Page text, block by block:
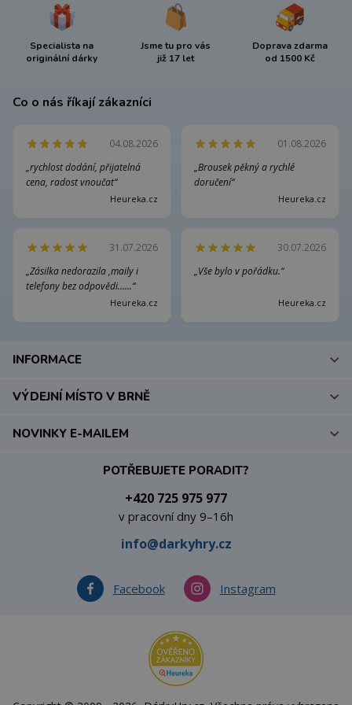
Specialista na
originální dárky
Jsme tu pro vás
již 17 let
Doprava zdarma
od 1500 Kč
Co o nás říkají zákazníci
04.08.2026
„rychlost dodání, přijatelná
cena, radost vnoučat“
Heureka.cz
01.08.2026
„Brousek pěkný a rychlé
doručení“
Heureka.cz
31.07.2026
„Zásilka nedorazila ,maily i
telefony bez odpovědi......“
Heureka.cz
30.07.2026
„Vše bylo v pořádku.“
Heureka.cz
INFORMACE
VÝDEJNÍ MÍSTO V BRNĚ
POTŘEBUJETE PORADIT?
+420 725 975 977
v pracovní dny 9–16h
info@darkyhry.cz
Facebook Instagram
NOVINKY E-MAILEM